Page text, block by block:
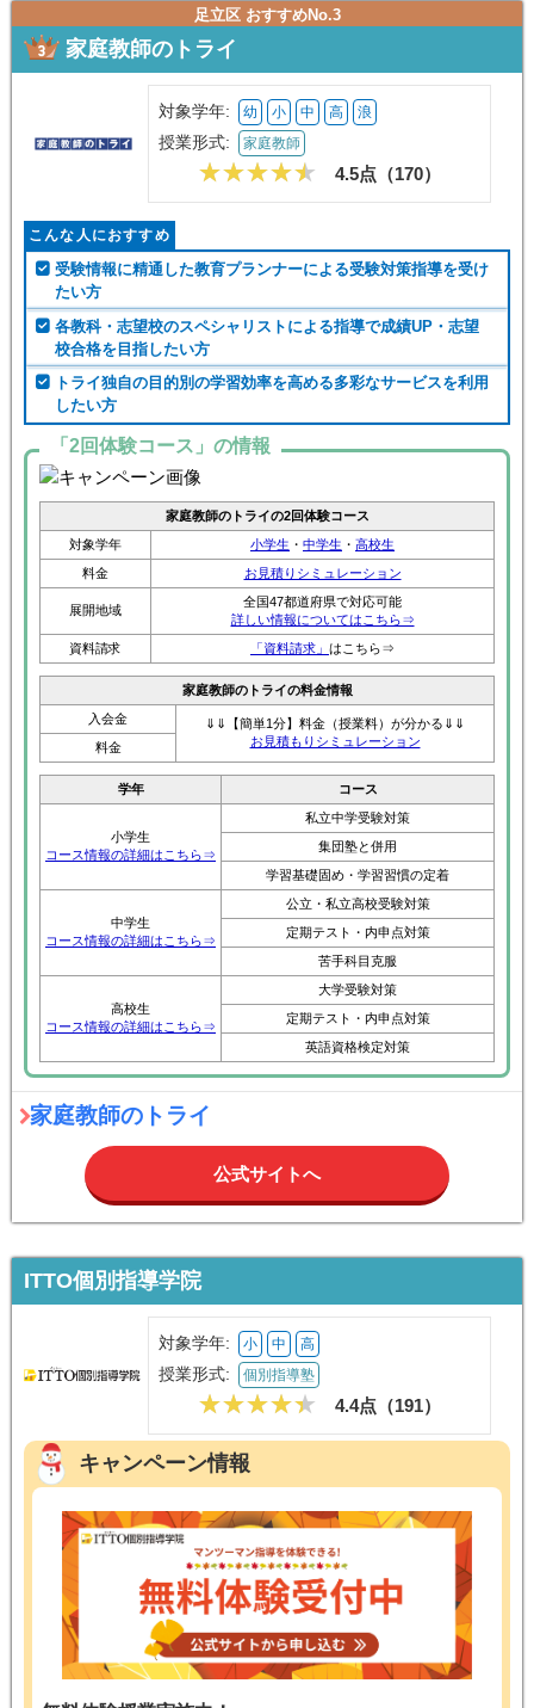
足立区 おすすめNo.3
家庭教師のトライ
対象学年: 幼 小 中 高 浪
授業形式: 家庭教師
4.5点（170）
こんな人におすすめ
受験情報に精通した教育プランナーによる受験対策指導を受け
たい方
各教科・志望校のスペシャリストによる指導で成績UP・志望
校合格を目指したい方
トライ独自の目的別の学習効率を高める多彩なサービスを利用
したい方
「2回体験コース」の情報
家庭教師のトライの2回体験コース
対象学年
小学生 ・ 中学生 ・ 高校生
料金
お見積りシミュレーション
展開地域
全国47都道府県で対応可能
詳しい情報についてはこちら⇒
資料請求
「資料請求」 はこちら⇒
家庭教師のトライの料金情報
入会金
⇓⇓【簡単1分】料金（授業料）が分かる⇓⇓
お見積もりシミュレーション
料金
学年 コース
小学生
コース情報の詳細はこちら⇒
私立中学受験対策
集団塾と併用
学習基礎固め・学習習慣の定着
中学生
コース情報の詳細はこちら⇒
公立・私立高校受験対策
定期テスト・内申点対策
苦手科目克服
高校生
コース情報の詳細はこちら⇒
大学受験対策
定期テスト・内申点対策
英語資格検定対策
家庭教師のトライ
公式サイトへ
ITTO個別指導学院
対象学年: 小 中 高
授業形式: 個別指導塾
4.4点（191）
キャンペーン情報